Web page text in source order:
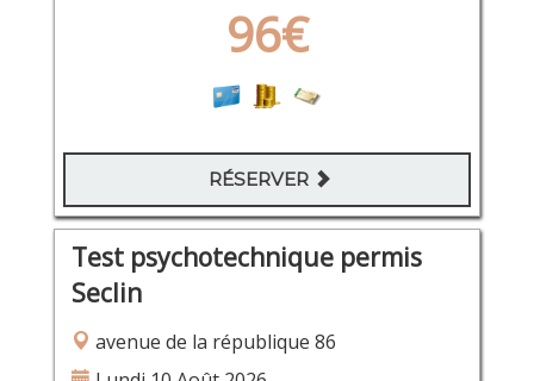
96€
RÉSERVER
Test psychotechnique permis
Seclin
avenue de la république 86